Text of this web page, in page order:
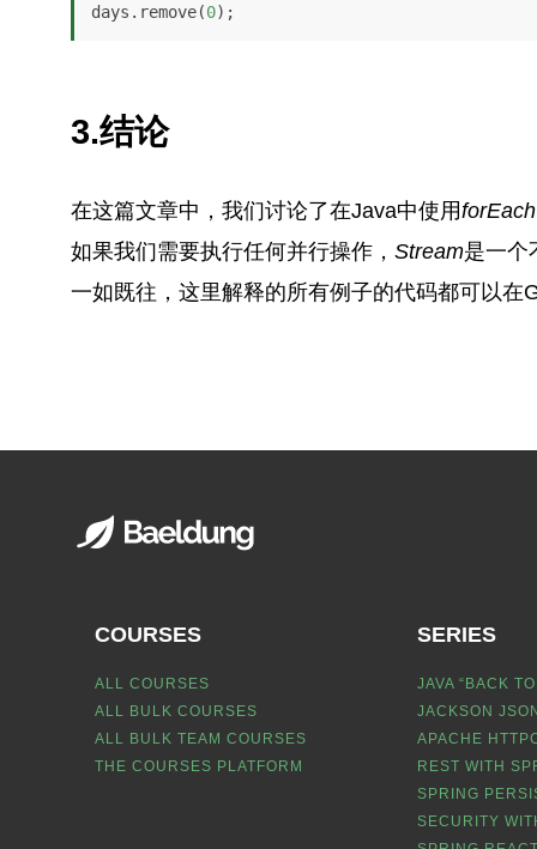
days.remove(0
3.结论
在这篇文章中，我们讨论了在Java中使用
如果我们需要执行任何并行操作， Stream是一个
一如既往，这里解释的所有例子的代码都可以在
COURSES
ALL COURSES
ALL BULK COURSES
ALL BULK TEAM COURSES
THE COURSES PLATFORM
SERIES
JAVA “BACK
JACKSON
APACHE
REST WITH
SPRING
SECURITY